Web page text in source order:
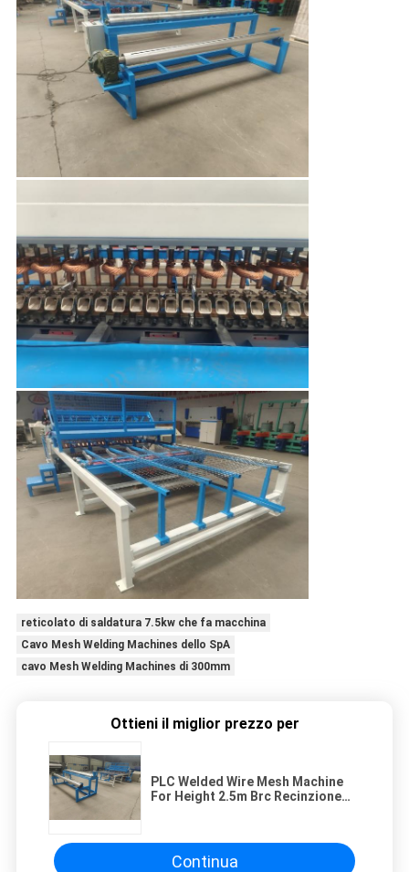
reticolato di saldatura 7.5kw che fa macchina
Cavo Mesh Welding Machines dello SpA
cavo Mesh Welding Machines di 300mm
Ottieni il miglior prezzo per
PLC Welded Wire Mesh Machine
For Height 2.5m Brc Recinzione
Continua